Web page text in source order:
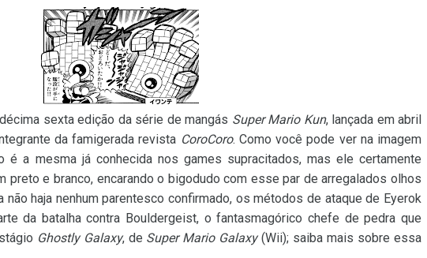
sexta edição da série de mangás Super Mario Kun, lançada em abril
da famigerada revista CoroCoro. Como você pode ver na imagem
é a mesma já conhecida nos games supracitados, mas ele certamente
preto e branco, encarando o bigodudo com esse par de arregalados olhos
não haja nenhum parentesco confirmado, os métodos de ataque de Eyerok
da batalha contra Bouldergeist, o fantasmagórico chefe de pedra que
Ghostly Galaxy, de Super Mario Galaxy(Wii); saiba mais sobre essa